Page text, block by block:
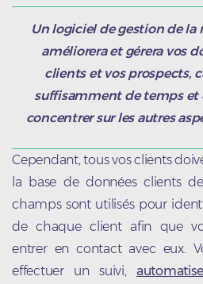
Un logiciel de gestion de la
améliorera et gérera vos
clients et vos prospects,
suffisamment de temps et
concentrer sur les autres
Cependant, tous vos clients
la base de données clients
champs sont utilisés pour
de chaque client afin que
entrer en contact avec eux.
effectuer un suivi,